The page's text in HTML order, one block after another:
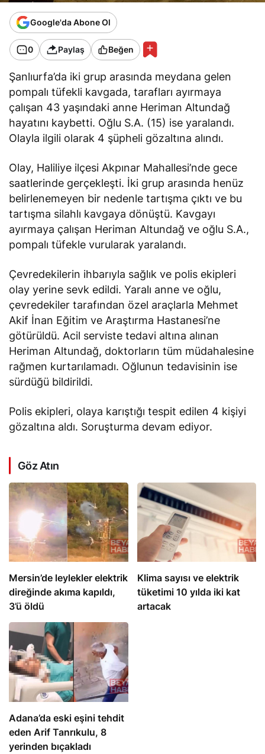
Google'da Abone Ol
0 Paylaş Beğen
Şanlıurfa’da iki grup arasında meydana gelen
pompalı tüfekli kavgada, tarafları ayırmaya
çalışan 43 yaşındaki anne Heriman Altundağ
hayatını kaybetti. Oğlu S.A. (15) ise yaralandı.
Olayla ilgili olarak 4 şüpheli gözaltına alındı.
Olay, Haliliye ilçesi Akpınar Mahallesi’nde gece
saatlerinde gerçekleşti. İki grup arasında henüz
belirlenemeyen bir nedenle tartışma çıktı ve bu
tartışma silahlı kavgaya dönüştü. Kavgayı
ayırmaya çalışan Heriman Altundağ ve oğlu S.A.,
pompalı tüfekle vurularak yaralandı.
Çevredekilerin ihbarıyla sağlık ve polis ekipleri
olay yerine sevk edildi. Yaralı anne ve oğlu,
çevredekiler tarafından özel araçlarla Mehmet
Akif İnan Eğitim ve Araştırma Hastanesi’ne
götürüldü. Acil serviste tedavi altına alınan
Heriman Altundağ, doktorların tüm müdahalesine
rağmen kurtarılamadı. Oğlunun tedavisinin ise
sürdüğü bildirildi.
Polis ekipleri, olaya karıştığı tespit edilen 4 kişiyi
gözaltına aldı. Soruşturma devam ediyor.
Göz Atın
Mersin’de leylekler elektrik
direğinde akıma kapıldı,
3’ü öldü
Klima sayısı ve elektrik
tüketimi 10 yılda iki kat
artacak
Adana’da eski eşini tehdit
eden Arif Tanrıkulu, 8
yerinden bıçakladı